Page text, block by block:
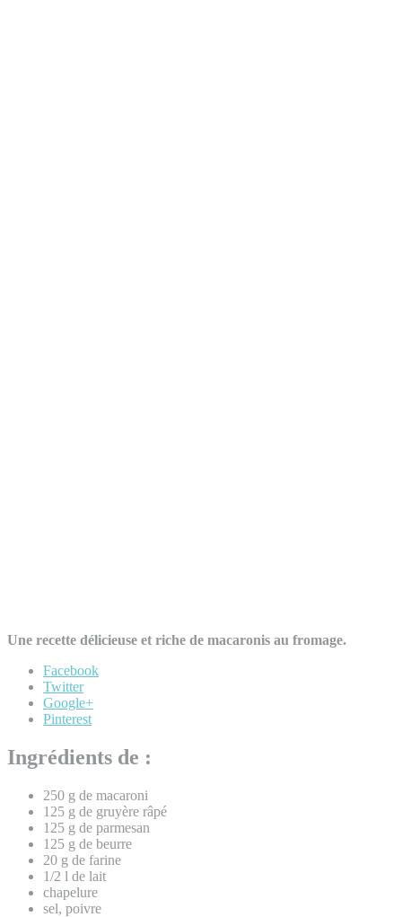
Une recette délicieuse et riche de macaronis au fromage.
Facebook
Twitter
Google+
Pinterest
Ingrédients de :
250 g de macaroni
125 g de gruyère râpé
125 g de parmesan
125 g de beurre
20 g de farine
1/2 l de lait
chapelure
sel, poivre